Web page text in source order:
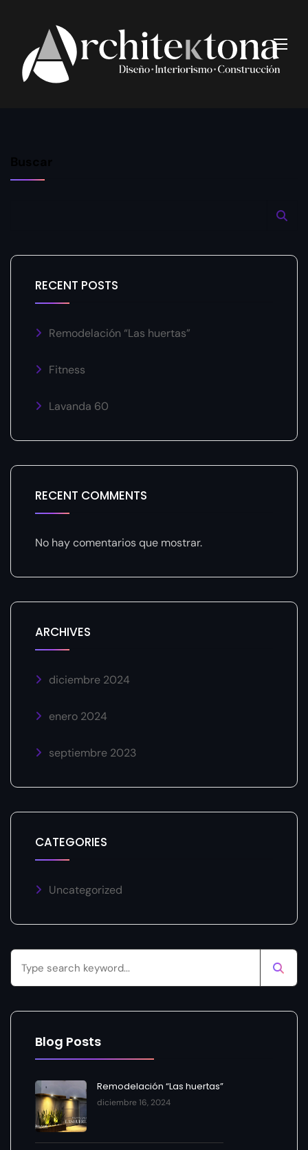
RECENT POSTS
Remodelación “Las huertas”
Fitness
Lavanda 60
RECENT COMMENTS
No hay comentarios que mostrar.
ARCHIVES
diciembre 2024
enero 2024
septiembre 2023
CATEGORIES
Uncategorized
Blog Posts
Remodelación “Las huertas”
diciembre 16, 2024